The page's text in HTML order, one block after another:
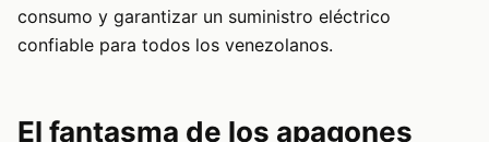
consumo y garantizar un suministro eléctrico
confiable para todos los venezolanos.
El fantasma de los apagones